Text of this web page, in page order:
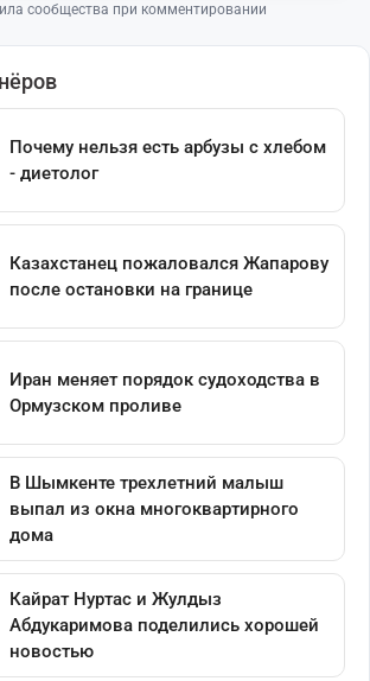
сообщества при комментировании